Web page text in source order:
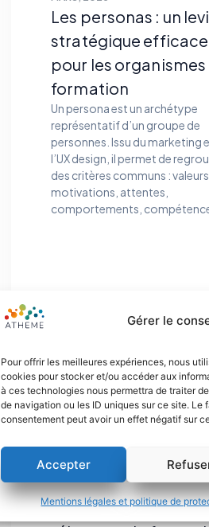
Gérer le
Pour offrir les meilleures expériences, nous
cookies pour stocker et/ou accéder aux
à ces technologies nous permettra de traiter
de navigation ou les ID uniques sur ce site. Le
consentement peut avoir un effet négatif sur
Accepter
Mentions légales et politique de
Les personas : un
stratégique efficace
pour les organismes
formation
Un persona est un archétype
représentatif d’un groupe de
personnes. Issu du marketing
l’UX design, il permet de
des critères communs : valeurs,
motivations, attentes,
comportements,
VEILLE MÉTIERS ET
COMPÉTENCES
Ingénierie
les 5 compétences
essentielles pour